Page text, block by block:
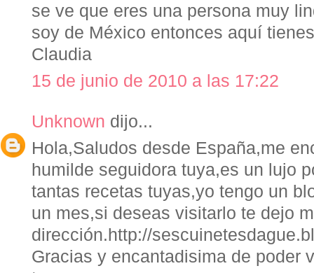
se ve que eres una persona muy
soy de México entonces aquí
Claudia
15 de junio de 2010 a las 17:22
Unknown dijo...
Hola,Saludos desde España,me
humilde seguidora tuya,es un lujo
tantas recetas tuyas,yo tengo un
un mes,si deseas visitarlo te dejo
dirección.http://
Gracias y encantadisima de poder